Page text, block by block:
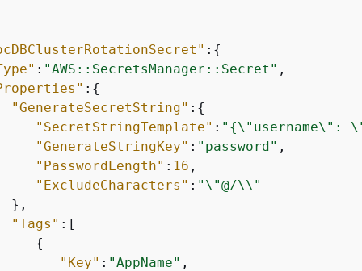
: {
: "AWS::SecretsManager::Secret" ,
: {
"GenerateSecretString" : {
"SecretStringTemplate" : " {\"username\":
"GenerateStringKey" : "password" ,
"PasswordLength" : 16 ,
"ExcludeCharacters" : "\"@/\\"
},
"Tags" :[
{
"Key" : "AppName" ,